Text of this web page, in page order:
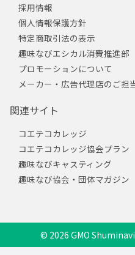
採用情報
個人情報保護方針
特定商取引法の表示
趣味なびエシカル消費推進部
プロモーションについて
メーカー・広告代理店のご担
関連サイト
コエテコカレッジ
コエテコカレッジ協会プラン
趣味なびキャスティング
趣味なび協会・団体マガジン
© 2026 GMO